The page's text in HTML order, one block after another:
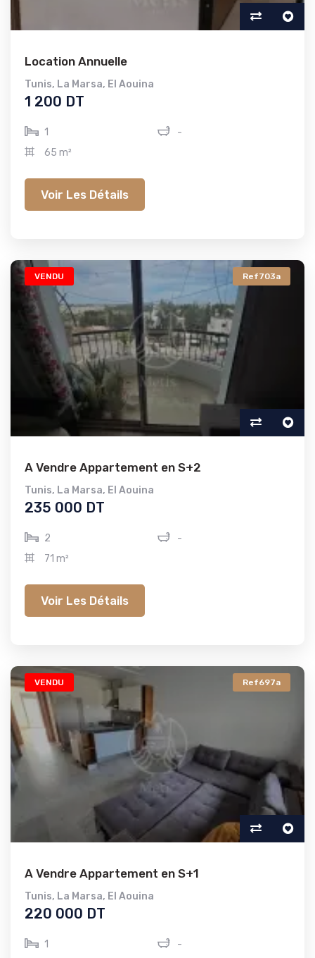
Location Annuelle
Tunis, La Marsa, El Aouina
1 200 DT
1
-
65 m²
Voir Les Détails
VENDU Ref703a
A Vendre Appartement en S+2
Tunis, La Marsa, El Aouina
235 000 DT
2
-
71 m²
Voir Les Détails
VENDU Ref697a
A Vendre Appartement en S+1
Tunis, La Marsa, El Aouina
220 000 DT
1
-